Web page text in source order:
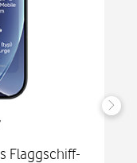
Flaggschiff-